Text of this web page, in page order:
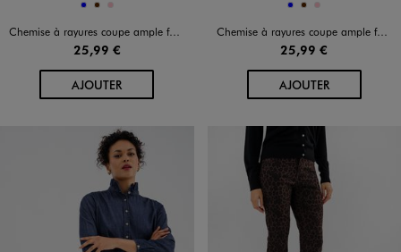
Disponible en 3 coloris
BLEUMARRON
ROSE
Chemise à rayures coupe ample femme
25,99 €
AJOUTERAU PANIER
Disponible en 3 coloris
BLEUMARRON
ROSE
Chemise à rayures coupe ample femme
25,99 €
AJOUTERAU PANIER